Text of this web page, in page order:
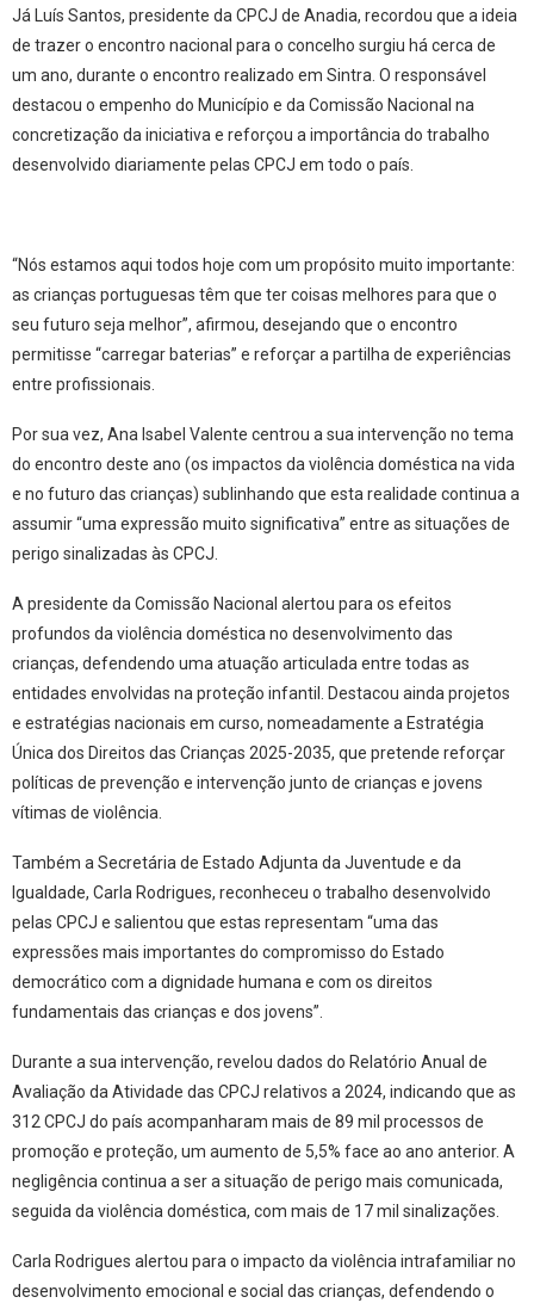
Já Luís Santos, presidente da CPCJ de Anadia, recordou que a ideia
de trazer o encontro nacional para o concelho surgiu há cerca de
um ano, durante o encontro realizado em Sintra. O responsável
destacou o empenho do Município e da Comissão Nacional na
concretização da iniciativa e reforçou a importância do trabalho
desenvolvido diariamente pelas CPCJ em todo o país.
“Nós estamos aqui todos hoje com um propósito muito importante:
as crianças portuguesas têm que ter coisas melhores para que o
seu futuro seja melhor”, afirmou, desejando que o encontro
permitisse “carregar baterias” e reforçar a partilha de experiências
entre profissionais.
Por sua vez, Ana Isabel Valente centrou a sua intervenção no tema
do encontro deste ano (os impactos da violência doméstica na vida
e no futuro das crianças) sublinhando que esta realidade continua a
assumir “uma expressão muito significativa” entre as situações de
perigo sinalizadas às CPCJ.
A presidente da Comissão Nacional alertou para os efeitos
profundos da violência doméstica no desenvolvimento das
crianças, defendendo uma atuação articulada entre todas as
entidades envolvidas na proteção infantil. Destacou ainda projetos
e estratégias nacionais em curso, nomeadamente a Estratégia
Única dos Direitos das Crianças 2025-2035, que pretende reforçar
políticas de prevenção e intervenção junto de crianças e jovens
vítimas de violência.
Também a Secretária de Estado Adjunta da Juventude e da
Igualdade, Carla Rodrigues, reconheceu o trabalho desenvolvido
pelas CPCJ e salientou que estas representam “uma das
expressões mais importantes do compromisso do Estado
democrático com a dignidade humana e com os direitos
fundamentais das crianças e dos jovens”.
Durante a sua intervenção, revelou dados do Relatório Anual de
Avaliação da Atividade das CPCJ relativos a 2024, indicando que as
312 CPCJ do país acompanharam mais de 89 mil processos de
promoção e proteção, um aumento de 5,5% face ao ano anterior. A
negligência continua a ser a situação de perigo mais comunicada,
seguida da violência doméstica, com mais de 17 mil sinalizações.
Carla Rodrigues alertou para o impacto da violência intrafamiliar no
desenvolvimento emocional e social das crianças, defendendo o